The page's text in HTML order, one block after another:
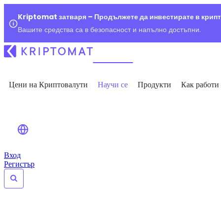
Kriptomat затваря – Продължете да инвестирате в
Вашите средства са в безопасност и напълно достъпни.
Цени на Криптовалути Научи се Продукти Как работи
Вход
Регистър